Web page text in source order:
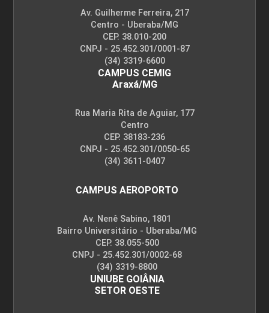
Av. Guilherme Ferreira, 217
Centro - Uberaba/MG
CEP. 38.010-200
CNPJ - 25.452.301/0001-87
(34) 3319-6600
CAMPUS CEMIG
Araxá/MG
Rua Maria Rita de Aguiar, 177
Centro
CEP. 38183-236
CNPJ - 25.452.301/0050-65
(34) 3611-0407
CAMPUS AEROPORTO
Av. Nenê Sabino, 1801
Bairro Universitário - Uberaba/MG
CEP. 38.055-500
CNPJ - 25.452.301/0002-68
(34) 3319-8800
UNIUBE GOIÂNIA
SETOR OESTE